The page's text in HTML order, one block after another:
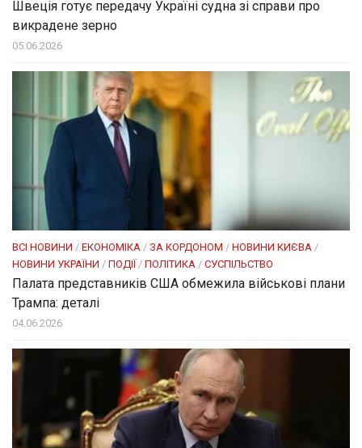
Швеція готує передачу Україні судна зі справи про
викрадене зерно
05.06.2026
ВСІ НОВИНИ / ЕКОНОМІКА / ЗА КОРДОНОМ / НОВИНИ КИЄВА /
НОВИНИ УКРАЇНИ / ПОДІЇ/ ПОЛІТИКА / СУСПІЛЬСТВО
Палата представників США обмежила військові плани
Трампа: деталі
04.06.2026